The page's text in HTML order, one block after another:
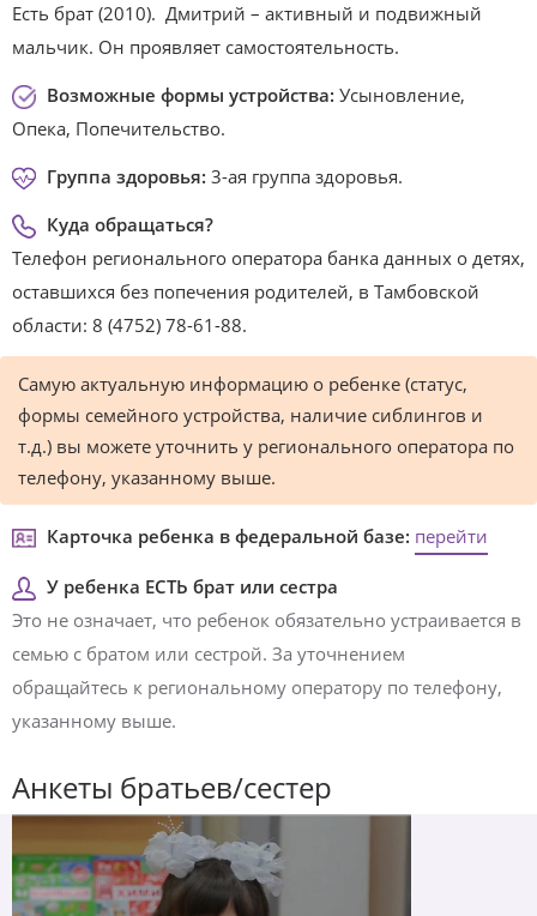
Есть брат (2010). Дмитрий – активный и подвижный
мальчик. Он проявляет самостоятельность.
Возможные формы устройства: Усыновление,
Опека, Попечительство.
Группа здоровья: 3-ая группа здоровья.
Куда обращаться?
Телефон регионального оператора банка данных о детях,
оставшихся без попечения родителей, в Тамбовской
области: 8 (4752) 78-61-88.
Самую актуальную информацию о ребенке (статус,
формы семейного устройства, наличие сиблингов и
т.д.) вы можете уточнить у регионального оператора по
телефону, указанному выше.
Карточка ребенка в федеральной базе: перейти
У ребенка ЕСТЬ брат или сестра
Это не означает, что ребенок обязательно устраивается в
семью с братом или сестрой. За уточнением
обращайтесь к региональному оператору по телефону,
указанному выше.
Анкеты братьев/сестер